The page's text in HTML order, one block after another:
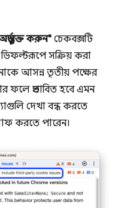
করুন" চেকবক্সটি
সক্রিয় করা
আসন্ন তৃতীয় পক্ষের
ফলে প্রভাবিত হবে এমন
দেখা বন্ধ করতে
করতে পারেন।